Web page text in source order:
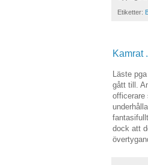
Etiketter:
Kamrat
Läste
gått till.
officerare
dock att